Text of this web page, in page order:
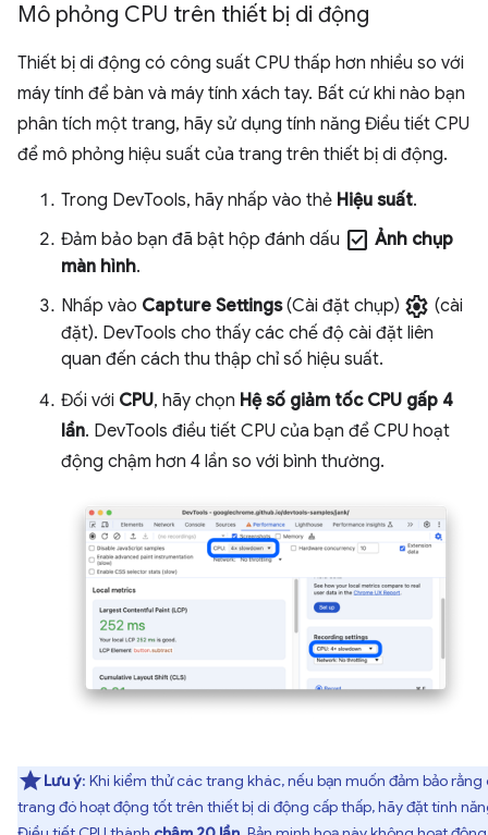
Mô phỏng CPU trên thiết bị di động
Thiết bị di động có công suất CPU thấp hơn nhiều so với
máy tính để bàn và máy tính xách tay. Bất cứ khi nào bạn
phân tích một trang, hãy sử dụng tính năng Điều tiết CPU
để mô phỏng hiệu suất của trang trên thiết bị di động.
Trong DevTools, hãy nhấp vào thẻ Hiệu suất.
Đảm bảo bạn đã bật hộp đánh dấu check_box Ảnh chụp
màn hình.
Nhấp vào Capture Settings(Cài đặt chụp) settings (cài
đặt). DevTools cho thấy các chế độ cài đặt liên
quan đến cách thu thập chỉ số hiệu suất.
Đối với CPU, hãy chọn Hệ số giảm tốc CPU gấp 4
lần. DevTools điều tiết CPU của bạn để CPU hoạt
động chậm hơn 4 lần so với bình thường.
Lưu ý: Khi kiểm thử các trang khác, nếu bạn muốn đảm bảo rằng
trang đó hoạt động tốt trên thiết bị di động cấp thấp, hãy đặt tính